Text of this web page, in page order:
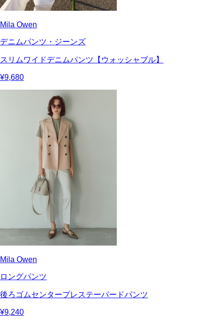
Mila Owen
デニムパンツ・ジーンズ
スリムワイドデニムパンツ【ウォッシャブル】
¥9,680
Mila Owen
ロングパンツ
後ろゴムセンタープレステーパードパンツ
¥9,240